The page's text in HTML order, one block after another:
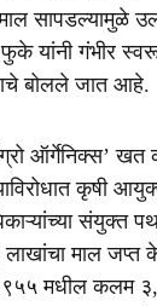
सापडल्यामुळे
यांनी गंभीर
बोलले जात आहे.
ऑर्गेनिक्स’ खत
कृषी
संयुक्त
लाखांचा माल जप्त
मधील कलम ३,